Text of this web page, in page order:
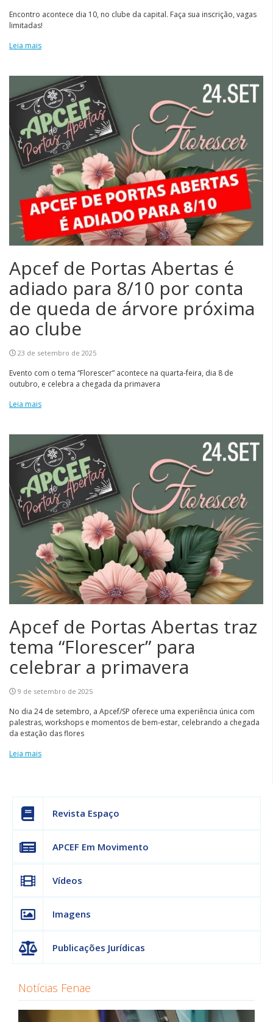
Encontro acontece dia 10, no clube da capital. Faça sua inscrição, vagas
limitadas!
Leia mais
Apcef de Portas Abertas é
adiado para 8/10 por conta
de queda de árvore próxima
ao clube
23 de setembro de 2025
Evento com o tema “Florescer” acontece na quarta-feira, dia 8 de
outubro, e celebra a chegada da primavera
Leia mais
Apcef de Portas Abertas traz
tema “Florescer” para
celebrar a primavera
9 de setembro de 2025
No dia 24 de setembro, a Apcef/SP oferece uma experiência única com
palestras, workshops e momentos de bem-estar, celebrando a chegada
da estação das flores
Leia mais
Revista Espaço
APCEF Em Movimento
Vídeos
Imagens
Publicações Jurídicas
Notícias Fenae